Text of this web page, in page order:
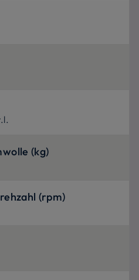
(kg)
(rpm)